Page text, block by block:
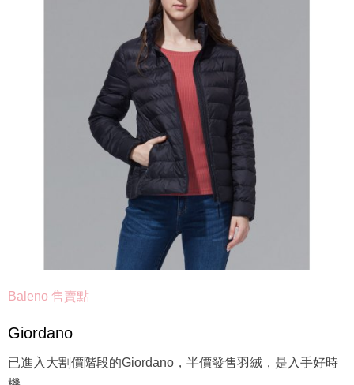
Baleno 售賣點
Giordano
已進入大割價階段的Giordano，半價發售羽絨，是入手好時